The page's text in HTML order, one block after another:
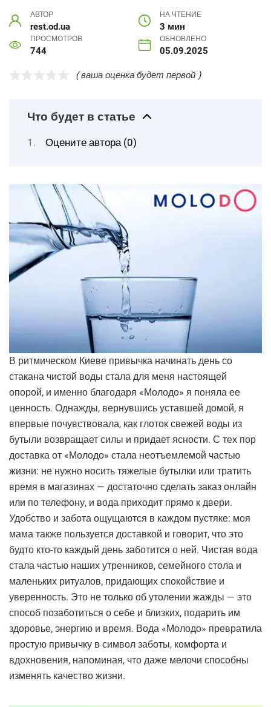
АВТОР
rest.od.ua
НА ЧТЕНИЕ
3 мин
ПРОСМОТРОВ
744
ОБНОВЛЕНО
05.09.2025
( ваша оценка будет первой )
Что будет в статье
Оцените автора (0)
В ритмическом Киеве привычка начинать день со
стакана чистой воды стала для меня настоящей
опорой, и именно благодаря «Молодо» я поняла ее
ценность. Однажды, вернувшись уставшей домой, я
впервые почувствовала, как глоток свежей воды из
бутыли возвращает силы и придает ясности. С тех пор
доставка от «Молодо» стала неотъемлемой частью
жизни: не нужно носить тяжелые бутылки или тратить
время в магазинах — достаточно сделать заказ онлайн
или по телефону, и вода приходит прямо к двери.
Удобство и забота ощущаются в каждом пустяке: моя
мама также пользуется доставкой и говорит, что это
будто кто-то каждый день заботится о ней. Чистая вода
стала частью наших утренников, семейного стола и
маленьких ритуалов, придающих спокойствие и
уверенность. Это не только об утолении жажды — это
способ позаботиться о себе и близких, подарить им
здоровье, энергию и время. Вода «Молодо» превратила
простую привычку в символ заботы, комфорта и
вдохновения, напоминая, что даже мелочи способны
изменять качество жизни.